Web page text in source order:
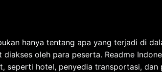
hanya tentang apa yang terjadi di
oleh para peserta. Readme
seperti hotel, penyedia transportasi, dan